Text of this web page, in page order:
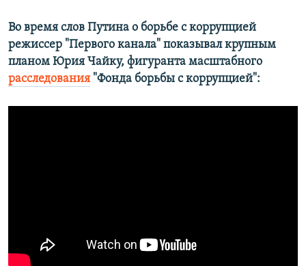
Во время слов Путина о борьбе с коррупцией
режиссер "Первого канала" показывал крупным
планом Юрия Чайку, фигуранта масштабного
расследования "Фонда борьбы с коррупцией":